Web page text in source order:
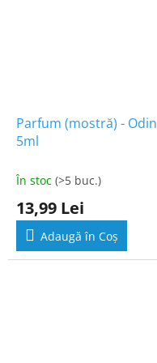
Parfum (mostră) - Odin
5ml
În stoc (>5 buc.)
13,99 Lei
Adaugă în Coş